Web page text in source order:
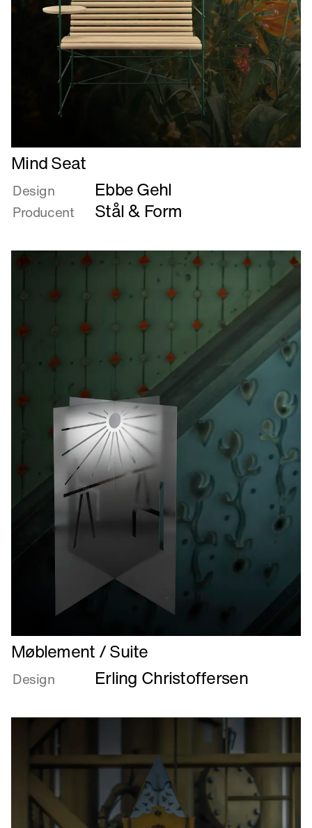
Læs
mere
om
Mind
Seat
Mind Seat
Design Ebbe Gehl
Producent Stål & Form
Læs
mere
om
Møblement / Suite
Design Erling Christoffersen